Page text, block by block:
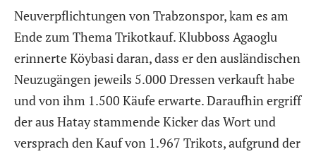
Neuverpflichtungen von Trabzonspor, kam es am
Ende zum Thema Trikotkauf. Klubboss Agaoglu
erinnerte Köybasi daran, dass er den ausländischen
Neuzugängen jeweils 5.000 Dressen verkauft habe
und von ihm 1.500 Käufe erwarte. Daraufhin ergriff
der aus Hatay stammende Kicker das Wort und
versprach den Kauf von 1.967 Trikots, aufgrund der